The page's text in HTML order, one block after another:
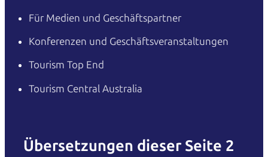
Für Medien und Geschäftspartner
Konferenzen und Geschäftsveranstaltungen
Tourism Top End
Tourism Central Australia
Übersetzungen dieser Seite 2